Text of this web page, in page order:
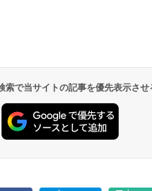
索で当サイトの記事を優先表示させ